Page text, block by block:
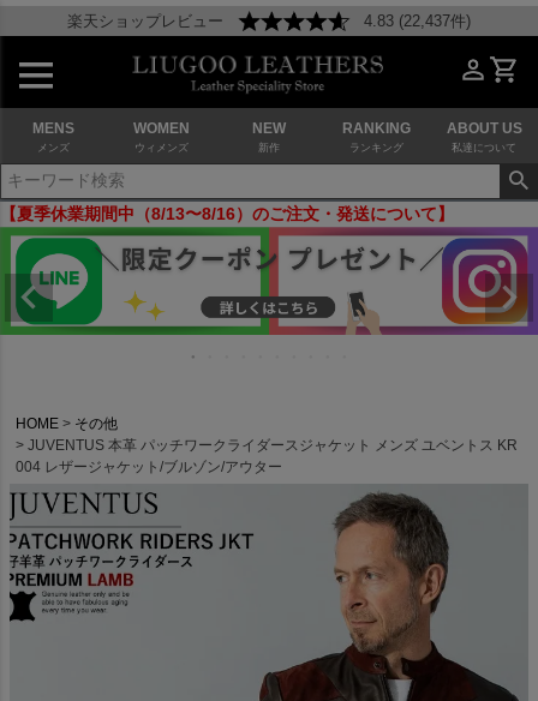
楽天ショップレビュー 4.83 (22,437件)
MENS
メンズ
WOMEN
ウィメンズ
NEW
新作
RANKING
ランキング
ABOUT US
私達について
【夏季休業期間中（8/13〜8/16）のご注文・発送について】
HOME
その他
JUVENTUS 本革 パッチワークライダースジャケット メンズ ユベントス KR
004 レザージャケット/ブルゾン/アウター